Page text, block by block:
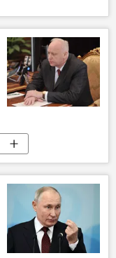
Հռոմի Սրբազան Քահանայապետ Ֆրանցիսկոս պապ